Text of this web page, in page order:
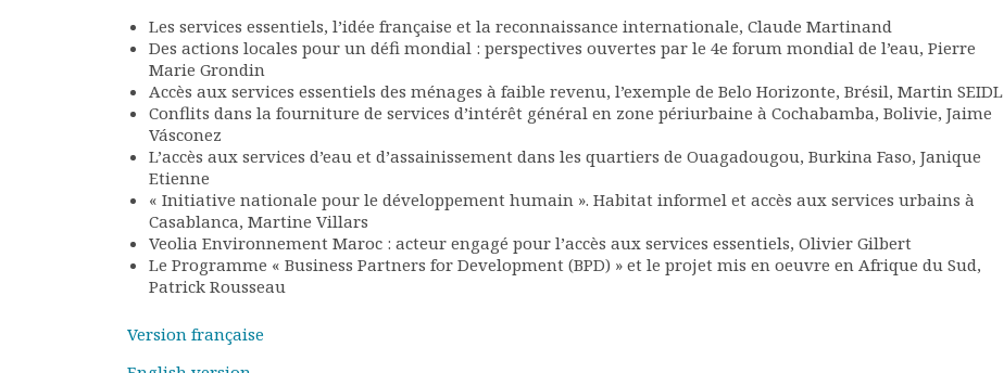
Comptes rendus mensuels
Rapports moraux
Rapports financiers
Nous rejoindre
Présentation du bulletin
Comité de rédaction
Bulletins Villes en
développement
Podcast-AdP
Dîners débats
Les services essentiels, l’idée française et la reconnaissance internationale, Claude Martinand
Des actions locales pour un défi mondial : perspectives ouvertes par le 4e forum mondial de l’eau, Pierre
Marie Grondin
Accès aux services essentiels des ménages à faible revenu, l’exemple de Belo Horizonte, Brésil, Martin SEIDL
Conflits dans la fourniture de services d’intérêt général en zone périurbaine à Cochabamba, Bolivie, Jaime
Vásconez
L’accès aux services d’eau et d’assainissement dans les quartiers de Ouagadougou, Burkina Faso, Janique
Etienne
« Initiative nationale pour le développement humain ». Habitat informel et accès aux services urbains à
Casablanca, Martine Villars
Veolia Environnement Maroc : acteur engagé pour l’accès aux services essentiels, Olivier Gilbert
Le Programme « Business Partners for Development (BPD) » et le projet mis en oeuvre en Afrique du Sud,
Patrick Rousseau
Version française